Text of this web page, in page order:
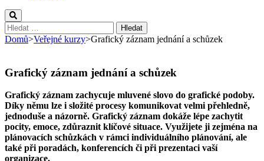
Vyhledávání
Domů>Veřejné kurzy>Grafický záznam jednání a schůzek
Grafický záznam jednání a schůzek
Grafický záznam zachycuje mluvené slovo do grafické podoby.
Díky němu lze i složité procesy komunikovat velmi přehledně,
jednoduše a názorně. Grafický záznam dokáže lépe zachytit
pocity, emoce, zdůraznit klíčové situace. Využijete ji zejména na
plánovacích schůzkách v rámci individuálního plánování, ale
také při poradách, konferencích či při prezentaci vaší
organizace.